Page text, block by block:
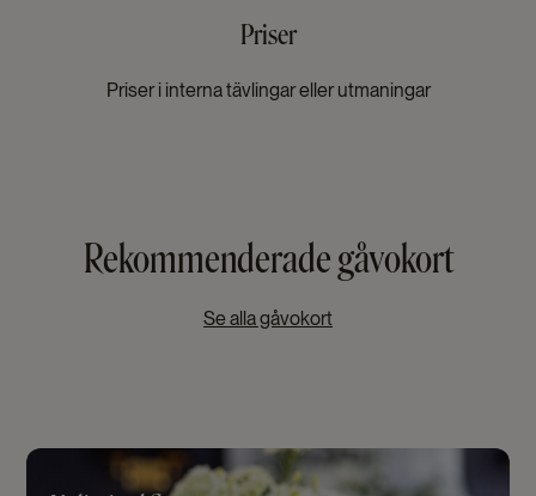
Priser
Priser i interna tävlingar eller utmaningar
Rekommenderade gåvokort
Se alla gåvokort